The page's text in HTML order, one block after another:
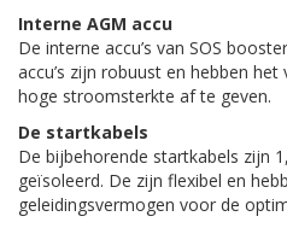
Interne AGM accu
De interne accu’s van SOS
accu’s zijn robuust en hebben
hoge stroomsterkte af te geven.
De startkabels
De bijbehorende startkabels zijn
geïsoleerd. De zijn flexibel en
geleidingsvermogen voor de